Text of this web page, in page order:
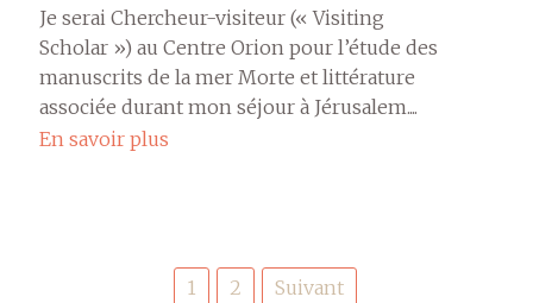
Je serai Chercheur-visiteur (« Visiting
Scholar ») au Centre Orion pour l’étude des
manuscrits de la mer Morte et littérature
associée durant mon séjour à Jérusalem....
En savoir plus
1 2 Suivant